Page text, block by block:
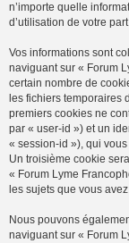
n’importe quelle
d’utilisation de votre
Vos informations sont
naviguant sur « Forum
certain nombre de
les fichiers temporaires
premiers cookies ne
par « user-id ») et un
« session-id »), qui
Un troisième cookie
« Forum Lyme
les sujets que vous
Nous pouvons
naviguant sur « Forum